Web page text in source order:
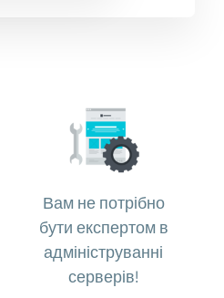
Вам не потрібно
бути експертом в
адмініструванні
серверів!